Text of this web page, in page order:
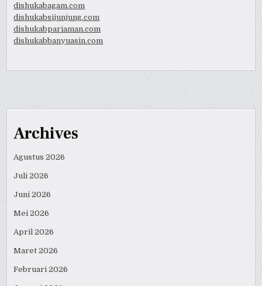
dishukabagam.com
dishukabsijunjung.com
dishukabpariaman.com
dishukabbanyuasin.com
Archives
Agustus 2026
Juli 2026
Juni 2026
Mei 2026
April 2026
Maret 2026
Februari 2026